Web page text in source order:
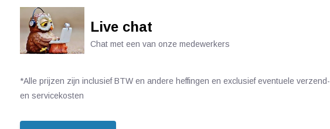
Live chat
Chat met een van onze medewerkers
*Alle prijzen zijn inclusief BTW en andere heffingen en exclusief eventuele verzend-
en servicekosten